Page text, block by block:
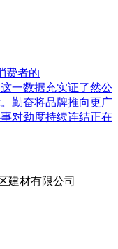
费者的
一数据充实证了然公
勤奋将品牌推向更广
对劲度持续连结正在
建材有限公司